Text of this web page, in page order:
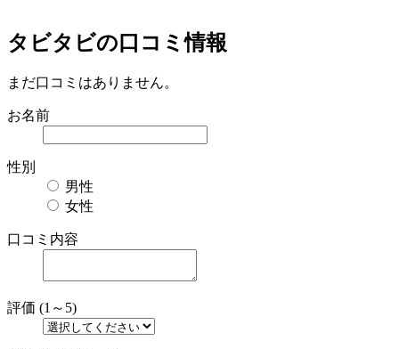
タビタビの口コミ情報
まだ口コミはありません。
お名前
性別
男性
女性
口コミ内容
評価 (1～5)